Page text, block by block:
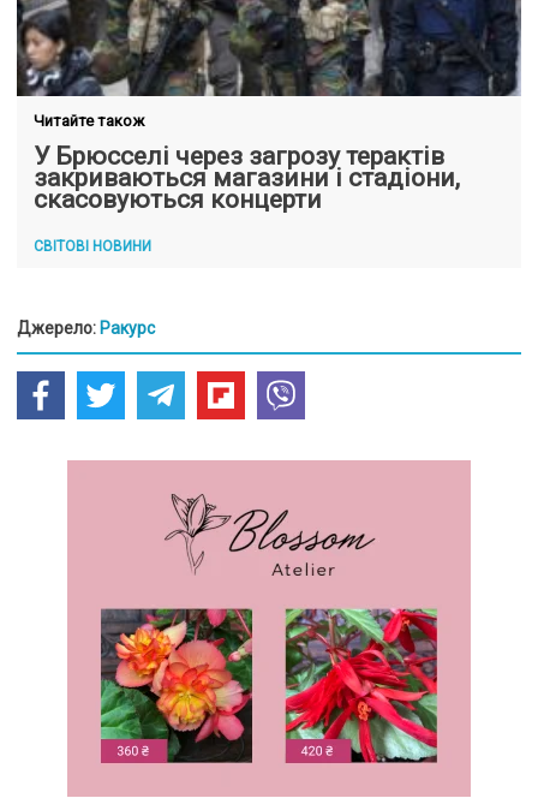
Читайте також
У Брюсселі через загрозу терактів
закриваються магазини і стадіони,
скасовуються концерти
СВІТОВІ НОВИНИ
Джерело: Ракурс